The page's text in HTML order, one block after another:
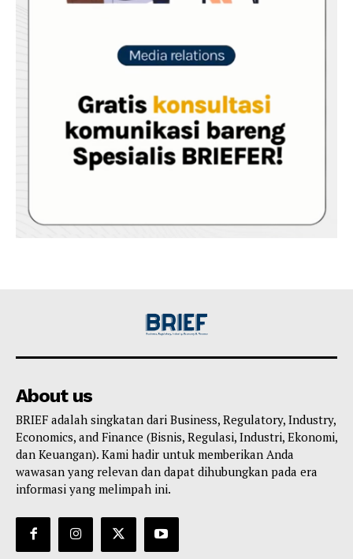
About us
BRIEF adalah singkatan dari Business, Regulatory, Industry,
Economics, and Finance (Bisnis, Regulasi, Industri, Ekonomi,
dan Keuangan). Kami hadir untuk memberikan Anda
wawasan yang relevan dan dapat dihubungkan pada era
informasi yang melimpah ini.